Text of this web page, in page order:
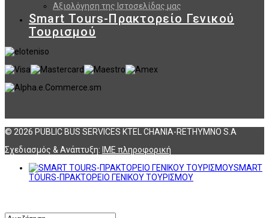
Αξιολόγηση της Ιστοσελίδας μας
Smart Tours-Πρακτορείο Γενικού
Τουρισμού
© 2026 PUBLIC BUS SERVICES KTEL CHANIA-RETHYMNO S.A
Σχεδιασμός & Ανάπτυξη: ΙΜΕ πληροφορική
SMART
TOURS-ΠΡΑΚΤΟΡΕΙΟ ΓΕΝΙΚΟΥ ΤΟΥΡΙΣΜΟΥ